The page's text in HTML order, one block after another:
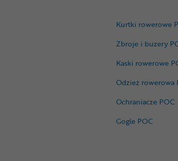
Kurtki rowerowe
Zbroje i buzery
Kaski rowerowe
Odzież rowerowa
Ochraniacze POC
Gogle POC